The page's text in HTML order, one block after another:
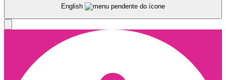
English